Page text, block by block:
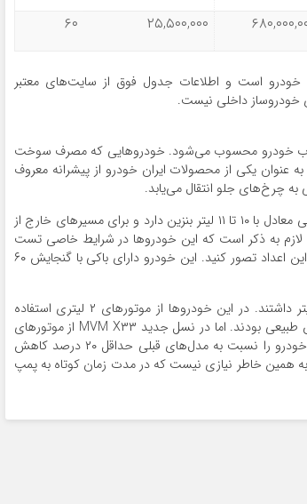
۲۵,۵۰۰,۰۰۰ ۶۰
خودرو است و اطلاعات جدول فوق از سایت‌های معتبر
داخلی نیست.
خودرو محسوب می‌شود. خودروهایی که مصرف سوخت
به‌ عنوان یکی از محصولات ایران‌ خودرو از پیشرانه معروف
خودرو دنا برای رفت‌ و آمد در مسیرهای شهری و پرترافیک مصرف سوختی معادل با ۱۰ تا ۱۱ لیتر بنزین دارد و برای مسیرهای خارج از
سوخت مصرف می‌کند. لازم به ذکر است که این خودروها در شرایط خاصی تست
خواهند شد؛ به‌ همین خاطر شما باید مصرف سوخت را مقداری بیشتر از این اعداد تصور کنید. این خودرو دارای باکی با گنجایش ۶۰
نسل‌های قبلی MVM X۳۳ در ۱۰۰ کیلومتر مصرف سوخت بین ۶ تا ۷ لیتر داشتند. در این خودروها از موتورهای ۲ لیتری استفاده
می‌شد یعنی که برخی از آن‌ها به‌ صورت توربو شارژ و برخی دیگر با تنفس طبیعی بودند. اما در نسل جدید MVM X۳۳ از موتورهای
توربو شارژ ۱ لیتری استفاده‌ شده است که می‌توانند مصرف سوخت این خودرو را نسبت‌ به مدل‌های قبلی حداقل ۲۰ درصد کاهش
بدانید که باک این ماشین حدود ۴۸ لیتر است. به‌ همین خاطر نیازی نیست که در مدت زمان کوتاه به پمپ